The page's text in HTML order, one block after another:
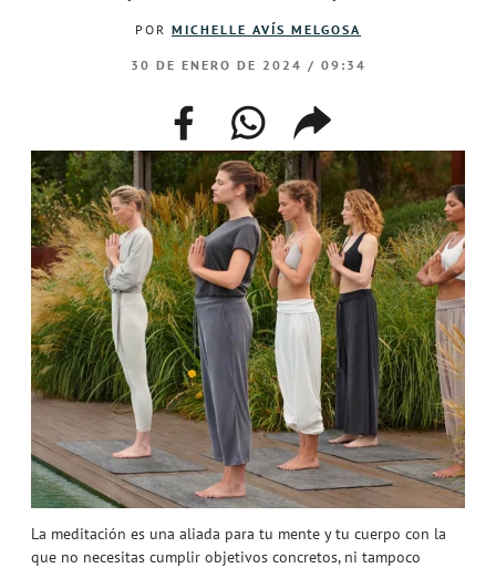
La meditación es una aliada para tu mente y tu cuerpo con la
que no necesitas cumplir objetivos concretos, ni tampoco
POR MICHELLE AVÍS MELGOSA
30 DE ENERO DE 2024 / 09:34
facebookwhatsappcompartir
enlace